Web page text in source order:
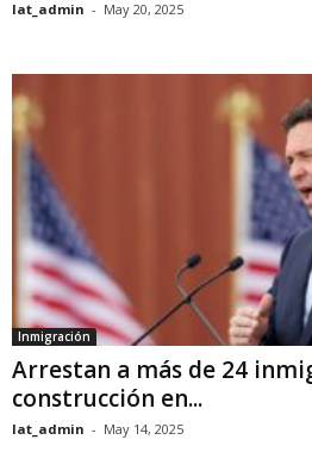
lat_admin - May 20, 2025
Inmigración
Arrestan a más de 24
construcción en...
lat_admin - May 14, 2025